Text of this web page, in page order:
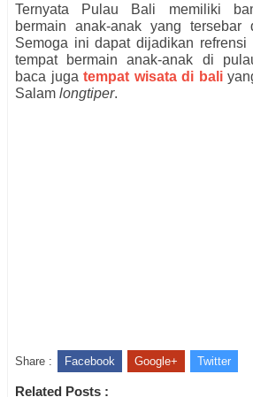
Ternyata Pulau Bali memiliki
bermain anak-anak yang tersebar
Semoga ini dapat dijadikan refrensi
tempat bermain anak-anak di
baca juga tempat wisata di bali
Salam longtiper.
Share : Facebook Google+ Twitter
Related Posts :